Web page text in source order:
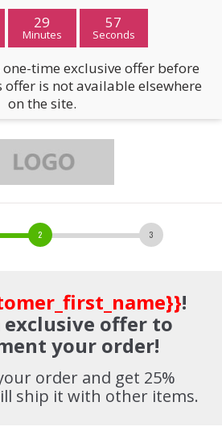
!
exclusive offer to
your order!
order and get 25%
ship it with other items.
29
Minutes
56
Seconds
time exclusive offer before
is not available elsewhere
on the site.